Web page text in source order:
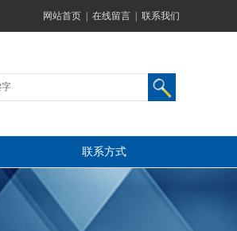
网站首页 在线留言 联系我们
联系方式